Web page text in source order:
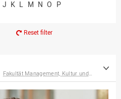
Professor*innen im
J K L M N O P
Reset filter
Fakultät Management, Kultur und Technik